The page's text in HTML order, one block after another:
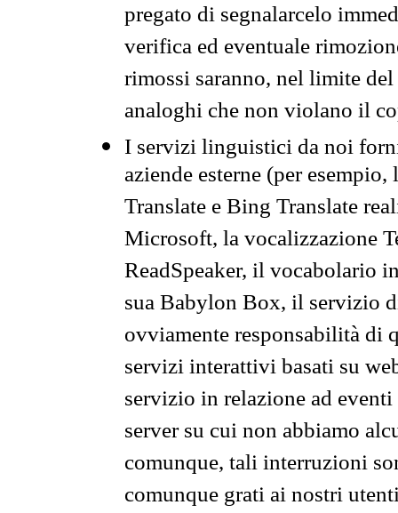
pregato di segnalarcelo
verifica ed eventuale
rimossi saranno, nel limite
analoghi che non violano il
I servizi linguistici da noi
aziende esterne (per
Translate e Bing Translate
Microsoft, la vocalizzazione
ReadSpeaker, il vocabolario
sua Babylon Box, il servizio
ovviamente responsabilità di
servizi interattivi basati su
servizio in relazione ad
server su cui non abbiamo
comunque, tali interruzioni
comunque grati ai nostri